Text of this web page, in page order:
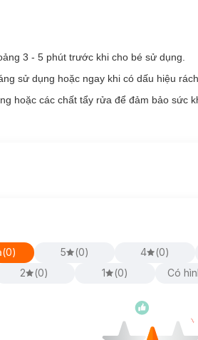
3 - 5 phút trước khi cho bé sử dụng.
sử dụng hoặc ngay khi có dấu hiệu
hoặc các chất tẩy rửa để đảm bảo sức
(0) 5 (0) 4 (0)
2
(0) 1 (0) Có